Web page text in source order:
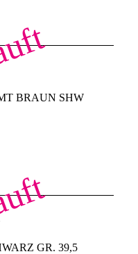
BRAUN SHW
GR. 39,5